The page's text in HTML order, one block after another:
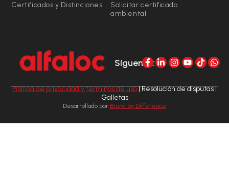
Certificados y Distinciones
Solicitar certificado
ambiental
Síguenos:
Política de privacidad y términos de uso| Resolución de disputas |
Galletas
Desarrollado por Brand by Difference